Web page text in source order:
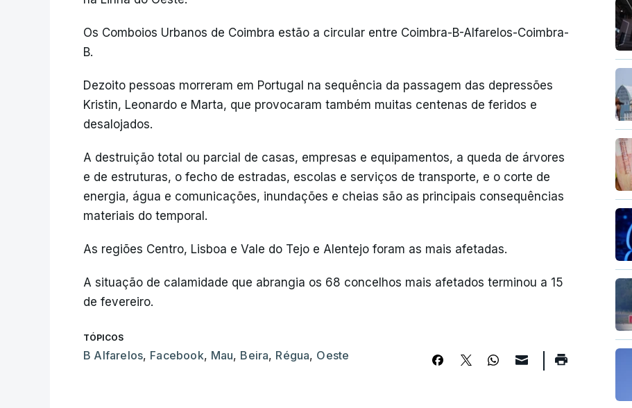
Os Comboios Urbanos de Coimbra estão a circular entre Coimbra-B-Alfarelos-Coimbra-
B.
Dezoito pessoas morreram em Portugal na sequência da passagem das depressões
Kristin, Leonardo e Marta, que provocaram também muitas centenas de feridos e
desalojados.
A destruição total ou parcial de casas, empresas e equipamentos, a queda de árvores
e de estruturas, o fecho de estradas, escolas e serviços de transporte, e o corte de
energia, água e comunicações, inundações e cheias são as principais consequências
materiais do temporal.
As regiões Centro, Lisboa e Vale do Tejo e Alentejo foram as mais afetadas.
A situação de calamidade que abrangia os 68 concelhos mais afetados terminou a 15
de fevereiro.
TÓPICOS
B Alfarelos, Facebook, Mau, Beira, Régua, Oeste